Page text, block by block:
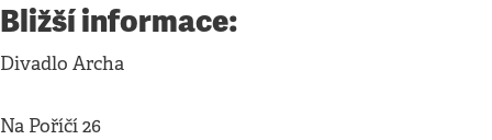
Bližší informace:
Divadlo Archa
Na Poříčí 26